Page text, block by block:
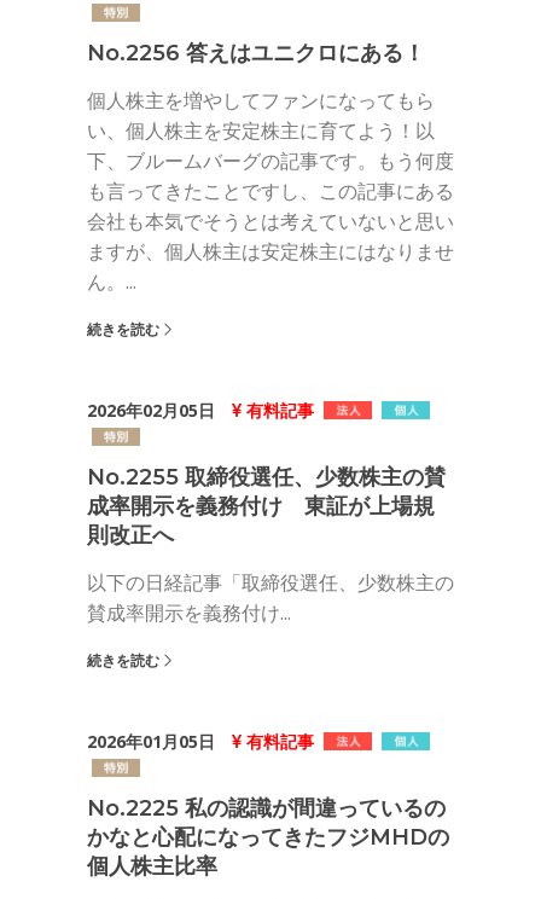
No.2256 答えはユニクロにある！
個人株主を増やしてファンになってもら
い、個人株主を安定株主に育てよう！以
下、ブルームバーグの記事です。もう何度
も言ってきたことですし、この記事にある
会社も本気でそうとは考えていないと思い
ますが、個人株主は安定株主にはなりませ
ん。...
続きを読む
2026年02月05日 有料記事
No.2255 取締役選任、少数株主の賛
成率開示を義務付け 東証が上場規
則改正へ
以下の日経記事「取締役選任、少数株主の
賛成率開示を義務付け...
続きを読む
2026年01月05日 有料記事
No.2225 私の認識が間違っているの
かなと心配になってきたフジMHDの
個人株主比率